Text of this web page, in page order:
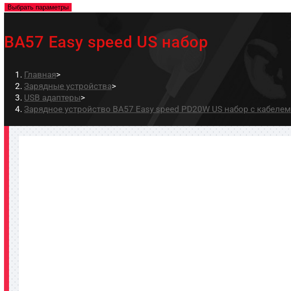
Выбрать параметры
BA57 Easy speed US набор
Главная>
Зарядные устройства>
USB адаптеры>
Зарядное устройство BA57 Easy speed PD20W US набор с кабелем